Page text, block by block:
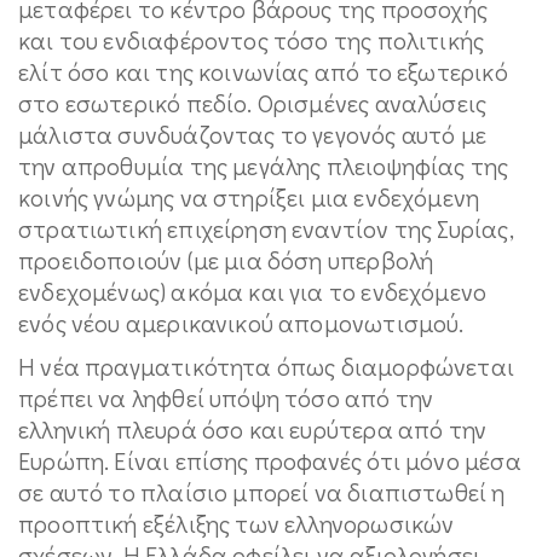
μεταφέρει το κέντρο βάρους της προσοχής
και του ενδιαφέροντος τόσο της πολιτικής
ελίτ όσο και της κοινωνίας από το εξωτερικό
στο εσωτερικό πεδίο. Ορισμένες αναλύσεις
μάλιστα συνδυάζοντας το γεγονός αυτό με
την απροθυμία της μεγάλης πλειοψηφίας της
κοινής γνώμης να στηρίξει μια ενδεχόμενη
στρατιωτική επιχείρηση εναντίον της Συρίας,
προειδοποιούν (με μια δόση υπερβολή
ενδεχομένως) ακόμα και για το ενδεχόμενο
ενός νέου αμερικανικού απομονωτισμού.
Η νέα πραγματικότητα όπως διαμορφώνεται
πρέπει να ληφθεί υπόψη τόσο από την
ελληνική πλευρά όσο και ευρύτερα από την
Ευρώπη. Είναι επίσης προφανές ότι μόνο μέσα
σε αυτό το πλαίσιο μπορεί να διαπιστωθεί η
προοπτική εξέλιξης των ελληνορωσικών